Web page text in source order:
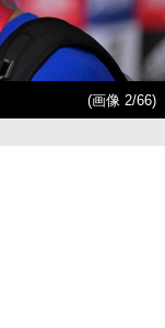
(画像 2/66)